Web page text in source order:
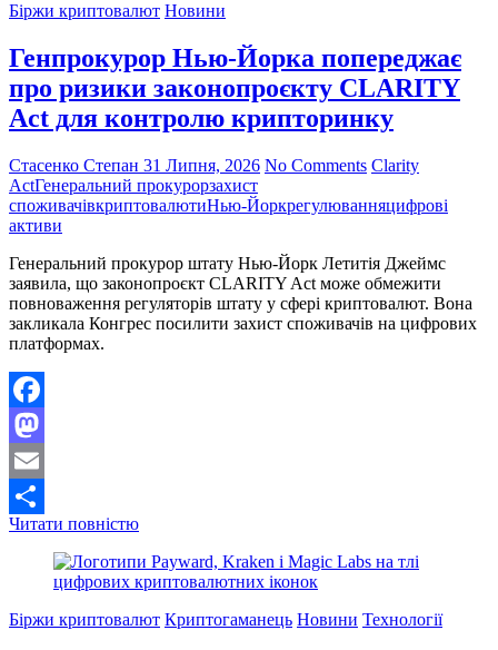
працівників
тривалий
спад
на
ринку
Біржи криптовалют Новини
Генпрокурор Нью-Йорка попереджає
про ризики законопроєкту CLARITY
Act для контролю крипторинку
Стасенко Степан 31 Липня, 2026 No Comments Clarity
ActГенеральний прокурорзахист
споживачівкриптовалютиНью-Йоркрегулюванняцифрові
активи
Генеральний прокурор штату Нью-Йорк Летитія Джеймс
заявила, що законопроєкт CLARITY Act може обмежити
повноваження регуляторів штату у сфері криптовалют. Вона
закликала Конгрес посилити захист споживачів на цифрових
платформах.
Facebook
Mastodon
Email
Поділитися
Читати повністюГенпрокурор
Йорка
попереджає
ризики
Біржи криптовалют Криптогаманець Новини Технології